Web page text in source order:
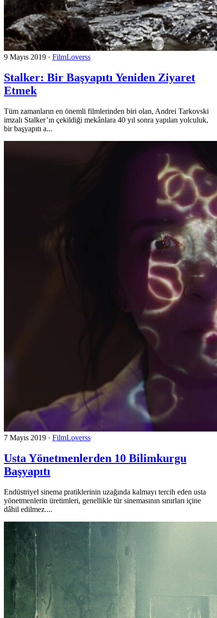
9 Mayıs 2019 · FilmLoverss
Stalker: Bir Başyapıtı Yeniden Ziyaret
Etmek
Tüm zamanların en önemli filmlerinden biri olan, Andrei Tarkovski
imzalı Stalker’ın çekildiği mekânlara 40 yıl sonra yapılan yolculuk,
bir başyapıtı a...
7 Mayıs 2019 · FilmLoverss
Usta Yönetmenlerden 10 Bilimkurgu
Başyapıtı
Endüstriyel sinema pratiklerinin uzağında kalmayı tercih eden usta
yönetmenlerin üretimleri, genellikle tür sinemasının sınırları içine
dâhil edilmez....